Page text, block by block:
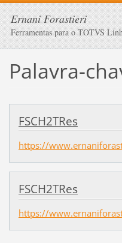
Ernani Forastieri
Ferramentas para o TOTVS
Palavra-
FSCH2TRes
https://
FSCH2TRes
https://